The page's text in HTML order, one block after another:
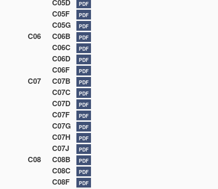
C05D PDF
C05F PDF
C05G PDF
C06 C06B PDF
C06C PDF
C06D PDF
C06F PDF
C07 C07B PDF
C07C PDF
C07D PDF
C07F PDF
C07G PDF
C07H PDF
C07J PDF
C08 C08B PDF
C08C PDF
C08F PDF